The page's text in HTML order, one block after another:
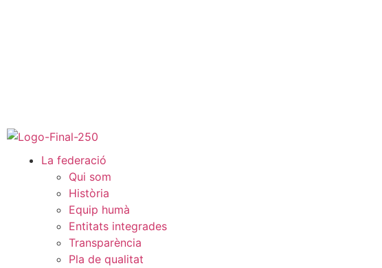
La federació
Qui som
Història
Equip humà
Entitats integrades
Transparència
Pla de qualitat